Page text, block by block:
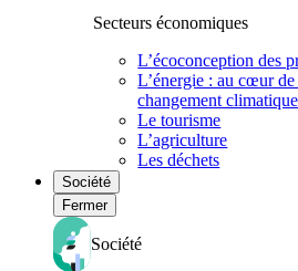
Secteurs économiques
L’écoconception des
L’énergie : au cœur
changement climatique
Le tourisme
L’agriculture
Les déchets
Société
Fermer
Société